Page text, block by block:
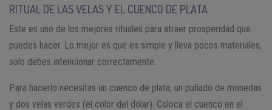
RITUAL DE LAS VELAS Y EL CUENCO DE PLATA
Este es uno de los mejores rituales para atraer prosperidad que
puedes hacer. Lo mejor es que es simple y lleva pocos materiales,
solo debes intencionar correctamente.
Para hacerlo necesitas un cuenco de plata, un puñado de monedas
y dos velas verdes (el color del dólar). Coloca el cuenco en el